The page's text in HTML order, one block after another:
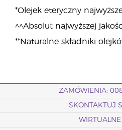
*Olejek eteryczny
^^Absolut najwyższej
**Naturalne składniki
ZAMÓWIENIA:
SKONTAKTUJ